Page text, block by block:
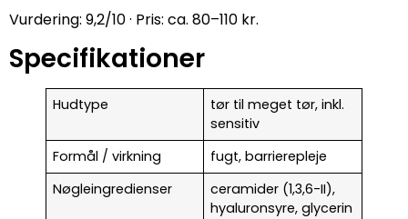
Vurdering: 9,2/10 · Pris: ca. 80–110 kr.
Specifikationer
Hudtype
tør til meget tør, inkl.
sensitiv
Formål / virkning
fugt, barrierepleje
Nøgleingredienser
ceramider (1,3,6-II),
hyaluronsyre, glycerin